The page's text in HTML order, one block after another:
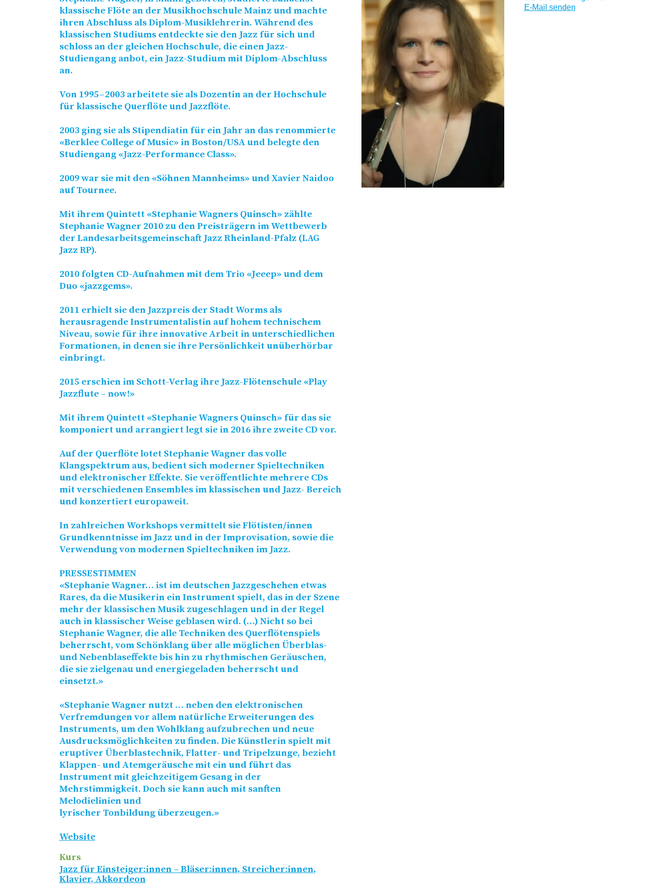
klassische Flöte an der Musikhochschule Mainz und machte
ihren Abschluss als Diplom-Musiklehrerin. Während des
klassischen Studiums entdeckte sie den Jazz für sich und
schloss an der gleichen Hochschule, die einen Jazz-
Studiengang anbot, ein Jazz-Studium mit Diplom-Abschluss
an.
Von 1995 – 2003 arbeitete sie als Dozentin an der Hochschule
für klassische Querflöte und Jazzflöte.
2003 ging sie als Stipendiatin für ein Jahr an das renommierte
«Berklee College of Music» in Boston/​USA und belegte den
Studiengang «Jazz-Performance Class».
2009 war sie mit den «Söhnen Mannheims» und Xavier Naidoo
auf Tournee.
Mit ihrem Quintett «Stephanie Wagners Quinsch» zählte
Stephanie Wagner 2010 zu den Preisträgern im Wettbewerb
der Landesarbeitsgemeinschaft Jazz Rheinland-Pfalz (LAG
Jazz RP).
2010 folgten CD-Aufnahmen mit dem Trio «Jeeep» und dem
Duo «jazzgems».
2011 erhielt sie den Jazzpreis der Stadt Worms als
herausragende Instrumentalistin auf hohem technischem
Niveau, sowie für ihre innovative Arbeit in unterschiedlichen
Formationen, in denen sie ihre Persönlichkeit unüberhörbar
einbringt.
2015 erschien im Schott-Verlag ihre Jazz-Flötenschule «Play
Jazzflute – now!»
Mit ihrem Quintett «Stephanie Wagners Quinsch» für das sie
komponiert und arrangiert legt sie in 2016 ihre zweite CD vor.
Auf der Querflöte lotet Stephanie Wagner das volle
Klangspektrum aus, bedient sich moderner Spieltechniken
und elektronischer Effekte. Sie veröffentlichte mehrere CDs
mit verschiedenen Ensembles im klassischen und Jazz- Bereich
und konzertiert europaweit.
In zahlreichen Workshops vermittelt sie Flötisten/​innen
Grundkenntnisse im Jazz und in der Improvisation, sowie die
Verwendung von modernen Spieltechniken im Jazz.
PRESSESTIMMEN
«Stephanie Wagner… ist im deutschen Jazzgeschehen etwas
Rares, da die Musikerin ein Instrument spielt, das in der Szene
mehr der klassischen Musik zugeschlagen und in der Regel
auch in klassischer Weise geblasen wird. (…) Nicht so bei
Stephanie Wagner, die alle Techniken des Querflötenspiels
beherrscht, vom Schönklang über alle möglichen Überblas-
und Nebenblaseffekte bis hin zu rhythmischen Geräuschen,
die sie zielgenau und energiegeladen beherrscht und
einsetzt.»
«Stephanie Wagner nutzt … neben den elektronischen
Verfremdungen vor allem natürliche Erweiterungen des
Instruments, um den Wohlklang aufzubrechen und neue
Ausdrucksmöglichkeiten zu finden. Die Künstlerin spielt mit
eruptiver Überblastechnik, Flatter- und Tripelzunge, bezieht
Klappen- und Atemgeräusche mit ein und führt das
Instrument mit gleichzeitigem Gesang in der
Mehrstimmigkeit. Doch sie kann auch mit sanften
Melodielinien und
lyrischer Tonbildung überzeugen.»
Website
Kurs
Jazz für Einsteiger:innen – Bläser:innen, Streicher:innen,
Klavier, Akkordeon
E-Mail senden